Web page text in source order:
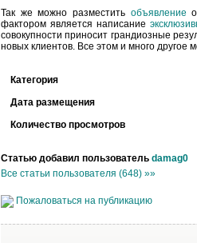
Так же можно разместить объявление
фактором является написание
совокупности приносит грандиозные
новых клиентов. Все этом и много другое
Категория
Дата размещения
Количество просмотров
Статью добавил пользователь damag0
Все статьи пользователя (648) »»
Пожаловаться на публикацию